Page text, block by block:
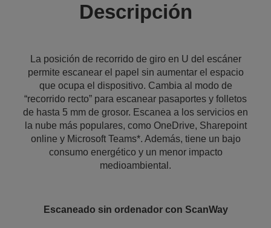
Descripción
La posición de recorrido de giro en U del escáner
permite escanear el papel sin aumentar el espacio
que ocupa el dispositivo. Cambia al modo de
“recorrido recto” para escanear pasaportes y folletos
de hasta 5 mm de grosor. Escanea a los servicios en
la nube más populares, como OneDrive, Sharepoint
online y Microsoft Teams*. Además, tiene un bajo
consumo energético y un menor impacto
medioambiental.
Escaneado sin ordenador con ScanWay